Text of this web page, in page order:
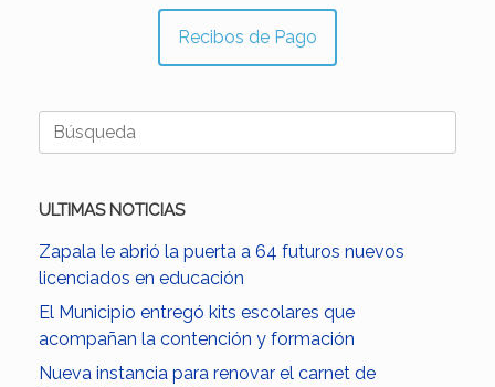
Recibos de Pago
Buscar:
ULTIMAS NOTICIAS
Zapala le abrió la puerta a 64 futuros nuevos
licenciados en educación
El Municipio entregó kits escolares que
acompañan la contención y formación
Nueva instancia para renovar el carnet de